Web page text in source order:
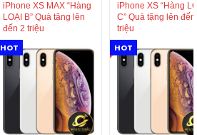
iPhone XS MAX “Hàng
LOẠI B” Quà tặng lên
đến 2 triệu
HOT
iPhone XS “Hàng
C” Quà tặng lên
triệu
HOT